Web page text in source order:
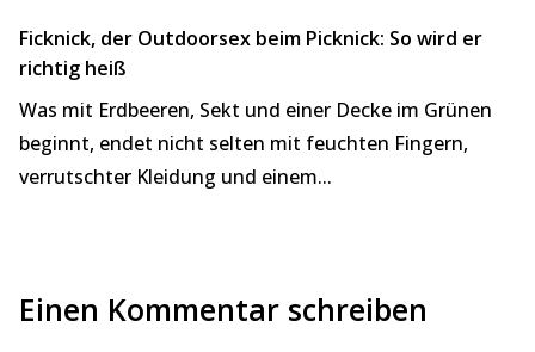
Ficknick, der Outdoorsex beim Picknick: So wird er
richtig heiß
Was mit Erdbeeren, Sekt und einer Decke im Grünen
beginnt, endet nicht selten mit feuchten Fingern,
verrutschter Kleidung und einem...
Einen Kommentar schreiben